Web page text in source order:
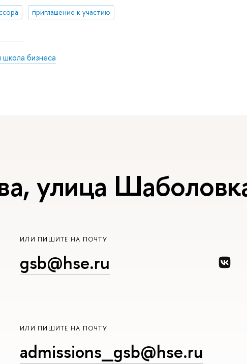
приглашение к участию
бизнеса
улица
ИЛИ ПИШИТЕ НА ПОЧТУ
gsb@hse.ru
ИЛИ ПИШИТЕ НА ПОЧТУ
admissions_gsb@hse.ru